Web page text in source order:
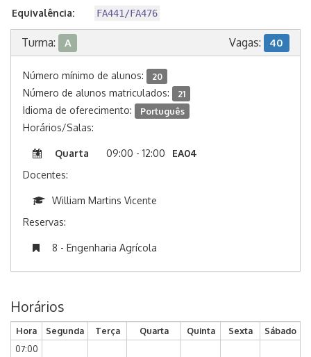
Equivalência: FA441/FA476
Turma: A Vagas: 40
Número mínimo de alunos: 20
Número de alunos matriculados: 21
Idioma de oferecimento: Português
Horários/Salas:
Quarta 09:00 - 12:00
EA04
Docentes:
William Martins Vicente
Reservas:
8 - Engenharia Agrícola
Horários
Hora Segunda Terça Quarta Quinta Sexta
Sábado
07:00